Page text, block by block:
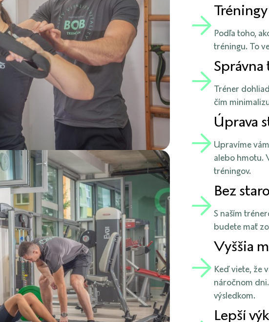
Podľa toho,
tréningu. To
Tréner
čím
Úprava
Upravíme
alebo hmotu.
tréningov.
Bez
S naším
budete mať
Vyššia
Keď viete, že
náročnom
výsledkom.
Lepší